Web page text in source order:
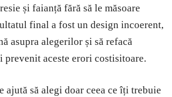
și faianță fără să le măsoare
final a fost un design incoerent,
asupra alegerilor și să refacă
prevenit aceste erori costisitoare.
ajută să alegi doar ceea ce îți trebuie